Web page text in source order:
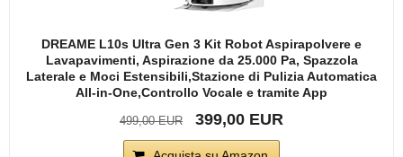
DREAME L10s Ultra Gen 3 Kit Robot Aspirapolvere e
Lavapavimenti, Aspirazione da 25.000 Pa, Spazzola
Laterale e Moci Estensibili,Stazione di Pulizia Automatica
All-in-One,Controllo Vocale e tramite App
499,00 EUR 399,00 EUR